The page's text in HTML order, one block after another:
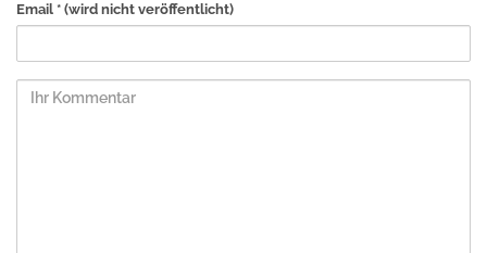
Email * (wird nicht veröffentlicht)